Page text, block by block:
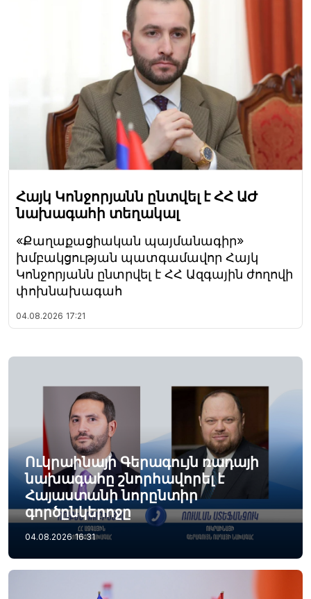
Հայկ Կոնջորյանն ընտվել է ՀՀ ԱԺ
նախագահի տեղակալ
«Քաղաքացիական պայմանագիր»
խմբակցության պատգամավոր Հայկ
Կոնջորյանն ընտրվել է ՀՀ Ազգային ժողովի
փոխնախագահ
04.08.2026 17:21
Ուկրաինայի Գերագույն ռադայի
նախագահը շնորհավորել է
Հայաստանի նորընտիր
գործընկերոջը
04.08.2026 16:31